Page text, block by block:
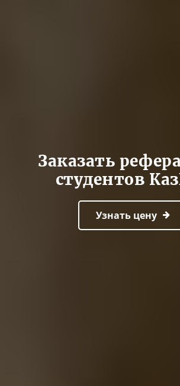
Заказать
студентов
Узнать цену